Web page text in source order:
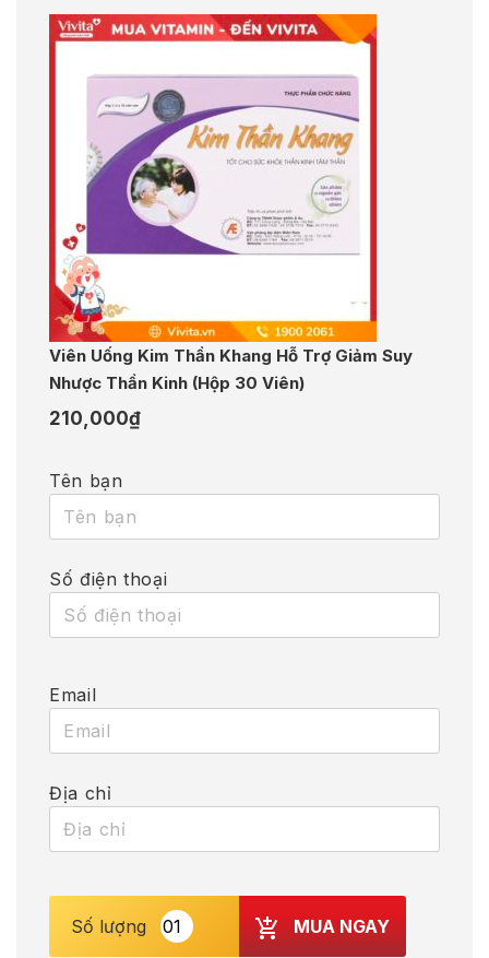
Viên Uống Kim Thần Khang Hỗ Trợ Giảm Suy
Nhược Thần Kinh (Hộp 30 Viên)
210,000₫
Tên bạn
Số điện thoại
Email
Địa chỉ
Số lượng MUA NGAY